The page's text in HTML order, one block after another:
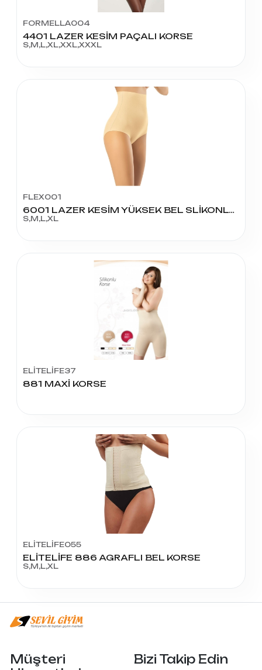
FORMELLA004
4401 LAZER KESİM PAÇALI KORSE
S,M,L,XL,XXL,XXXL
FLEX001
6001 LAZER KESİM YÜKSEK BEL SLİKONLU KORSE SLİP
S,M,L,XL
ELİTELİFE37
881 MAXİ KORSE
ELİTELİFE055
ELİTELİFE 886 AGRAFLI BEL KORSE
S,M,L,XL
Müşteri
Bizi Takip Edin